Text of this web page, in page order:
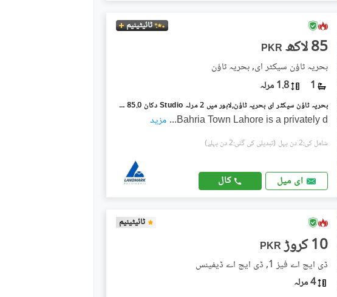
ٹائیٹینیم
PKR 85 لاکھ
بحریہ ٹاؤن سیکٹر ای, بحریہ ٹاؤن
1
1.8 مرلہ
بحریہ ٹاؤن سیکٹر ای بحریہ ٹاؤن,لاہور میں 2 مرلہ Studio دکان 85.0 لاکھ میں برائے فروخت۔
Bahria Town Lahore is a privately d
... مزید
شامل کی:2 دن پہل (تبدیلی کی گئی:2 دن پہلے)
ای میل کال
ٹائیٹینیم
PKR 10 کروڑ
ڈی ایچ اے فیز 1, ڈی ایچ اے ڈیفینس
4 مرلہ